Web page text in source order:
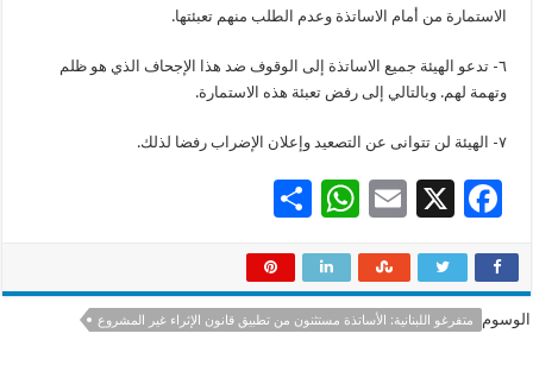
الاستمارة من أمام الاساتذة وعدم الطلب منهم تعبئتها.
٦- تدعو الهيئة جميع الاساتذة إلى الوقوف ضد هذا الإجحاف الذي هو ظلم
وتهمة لهم. وبالتالي إلى رفض تعبئة هذه الاستمارة.
٧- الهيئة لن تتوانى عن التصعيد وإعلان الإضراب رفضا لذلك.
F
e
b
X
E
ai
l
W
at
sA
ar
e
الوسوم متفرغو اللبنانية: الأساتذة مستثنون من تطبيق قانون الإثراء غير المشروع